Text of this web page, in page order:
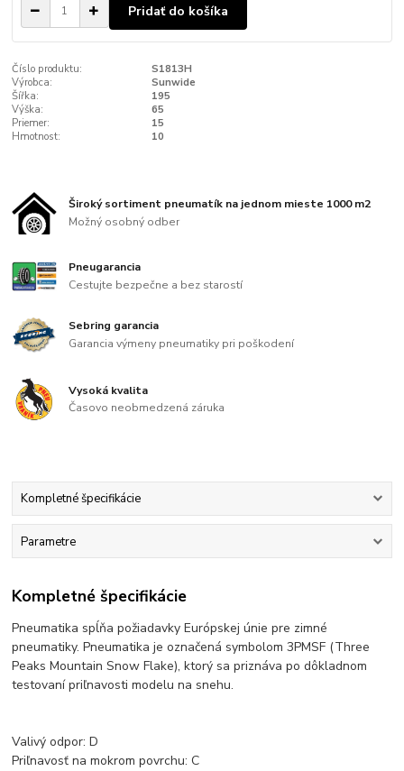
Pridať do košíka
Číslo produktu:
S1813H
Výrobca:
Sunwide
Šířka:
195
Výška:
65
Priemer:
15
Hmotnost:
10
Široký sortiment pneumatík na jednom mieste 1000 m2
Možný osobný odber
Pneugarancia
Cestujte bezpečne a bez starostí
Sebring garancia
Garancia výmeny pneumatiky pri poškodení
Vysoká kvalita
Časovo neobmedzená záruka
Kompletné špecifikácie
Parametre
Kompletné špecifikácie
Pneumatika spĺňa požiadavky Európskej únie pre zimné
pneumatiky. Pneumatika je označená symbolom 3PMSF (Three
Peaks Mountain Snow Flake), ktorý sa priznáva po dôkladnom
testovaní priľnavosti modelu na snehu.
Valivý odpor: D
Priľnavosť na mokrom povrchu: C